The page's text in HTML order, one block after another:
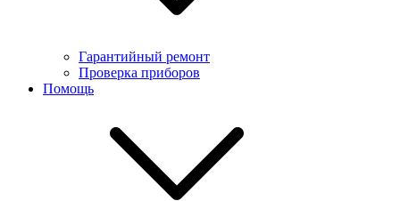
Гарантийный ремонт
Проверка приборов
Помощь